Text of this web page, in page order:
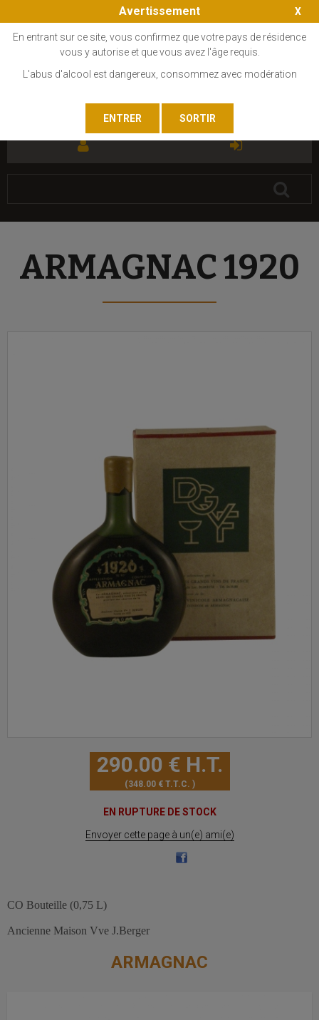
ARMAGNAC 1920
290.00 € H.T.
348.00€ T.T.C.
EN RUPTURE DE STOCK
Envoyer cette page à un(e) ami(e)
CO Bouteille (0,75 L)
Ancienne Maison Vve J.Berger
ARMAGNAC
Avertissement
En entrant sur ce site, vous confirmez que votre pays de résidence
vous y autorise et que vous avez l'âge requis.
L'abus d'alcool est dangereux, consommez avec modération